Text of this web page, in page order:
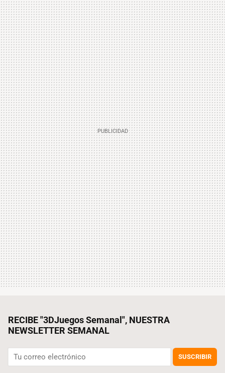
RECIBE "3DJuegos Semanal", NUESTRA
NEWSLETTER SEMANAL
SUSCRIBIR